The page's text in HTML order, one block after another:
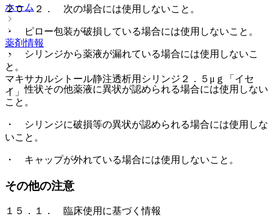
ホーム
薬剤情報
マキサカルシトール静注透析用シリンジ２．５μｇ「イセ
イ」
２０．２． 次の場合には使用しないこと。
・ ピロー包装が破損している場合には使用しないこと。
・ シリンジから薬液が漏れている場合には使用しないこ
と。
・ 性状その他薬液に異状が認められる場合には使用しない
こと。
・ シリンジに破損等の異状が認められる場合には使用しな
いこと。
・ キャップが外れている場合には使用しないこと。
その他の注意
１５．１． 臨床使用に基づく情報